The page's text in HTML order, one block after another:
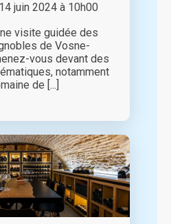
juin 2024 à 10h00
visite guidée des
de Vosne-
vous devant des
notamment
de [...]